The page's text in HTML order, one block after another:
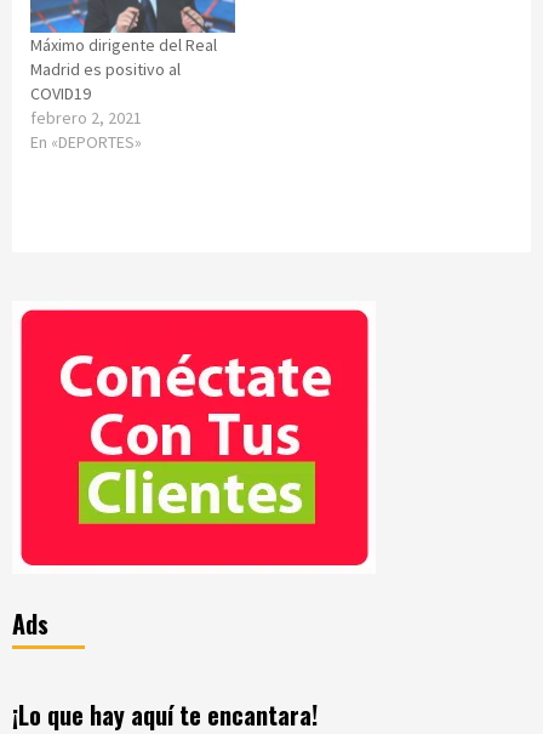
Máximo dirigente del Real
Madrid es positivo al
COVID19
febrero 2, 2021
En «DEPORTES»
Ads
¡Lo que hay aquí te encantara!